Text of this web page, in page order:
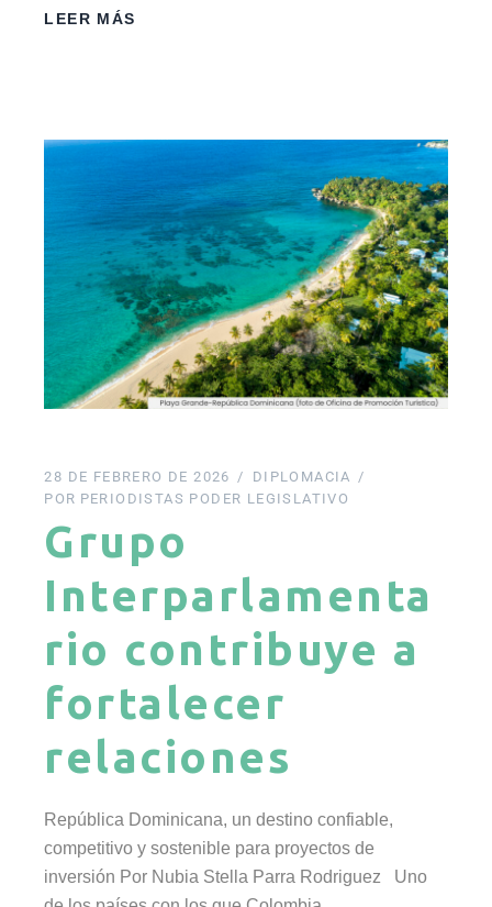
LEER MÁS
28 DE FEBRERO DE 2026
DIPLOMACIA
POR PERIODISTAS PODER LEGISLATIVO
Grupo
Interparlamenta
rio contribuye a
fortalecer
relaciones
República Dominicana, un destino confiable,
competitivo y sostenible para proyectos de
inversión Por Nubia Stella Parra Rodriguez Uno